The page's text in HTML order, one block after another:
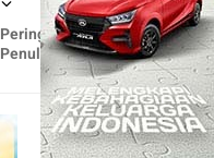
Peringkat
Penulis
Cara
menulis
disini